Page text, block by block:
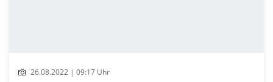
26.08.2022 | 09:17 Uhr